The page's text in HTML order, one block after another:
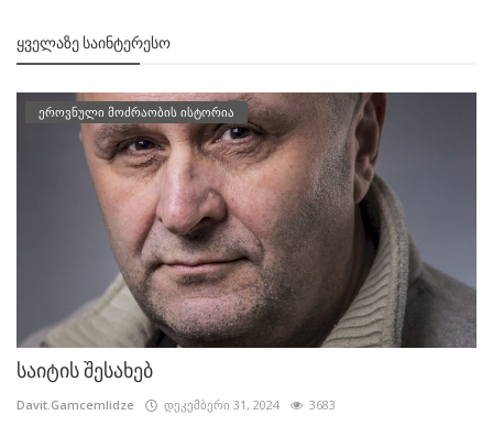
ᲧᲕᲔᲚᲐᲖᲔ ᲡᲐᲘᲜᲢᲔᲠᲔᲡᲝ
ეროვნული მოძრაობის ისტორია
საიტის შესახებ
Davit.Gamcemlidze დეკემბერი 31, 2024 3683